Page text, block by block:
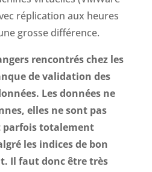
réplication aux heures
grosse différence.
rencontrés chez les
de validation des
Les données ne
elles ne sont pas
parfois totalement
les indices de bon
Il faut donc être très